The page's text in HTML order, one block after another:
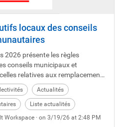
locaux des conseils
2026 présente les règles
conseils municipaux et
relatives aux remplacements
des organes délibérants.
Actualités
Liste actualités
Workspace · on 3/19/26 at 2:48 PM